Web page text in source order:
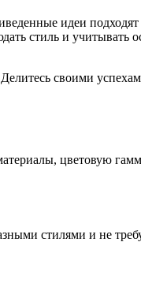
идеи
стиль и учитывать
своими
цветовую
стилями и не